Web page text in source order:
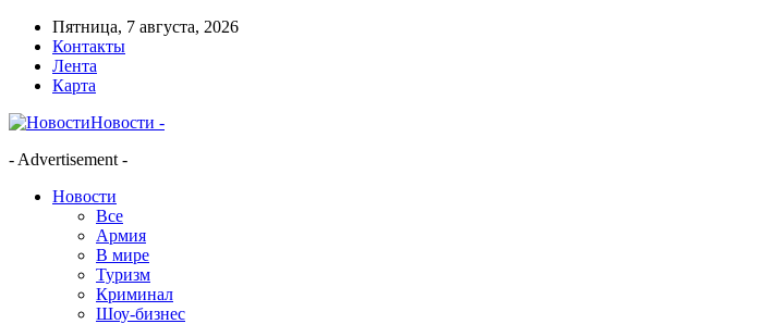
Пятница, 7 августа, 2026
Контакты
Лента
Карта
Новости -
- Advertisement -
Новости
Все
Армия
В мире
Туризм
Криминал
Шоу-бизнес